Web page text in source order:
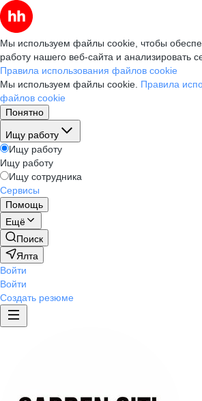
Мы используем файлы cookie, чтобы
работу нашего веб-сайта и анализировать
Правила использования файлов cookie
Мы используем файлы cookie. Правила
файлов cookie
Понятно
Ищу работу
Ищу работу
Ищу работу
Ищу сотрудника
Сервисы
Помощь
Ещё
Поиск
Ялта
Войти
Войти
Создать резюме